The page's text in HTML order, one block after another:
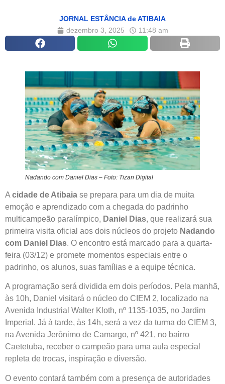
JORNAL ESTÂNCIA de ATIBAIA
dezembro 3, 2025
11:48 am
Nadando com Daniel Dias – Foto: Tizan Digital
A cidade de Atibaia se prepara para um dia de muita
emoção e aprendizado com a chegada do padrinho
multicampeão paralímpico, Daniel Dias, que realizará sua
primeira visita oficial aos dois núcleos do projeto Nadando
com Daniel Dias. O encontro está marcado para a quarta-
feira (03/12) e promete momentos especiais entre o
padrinho, os alunos, suas famílias e a equipe técnica.
A programação será dividida em dois períodos. Pela manhã,
às 10h, Daniel visitará o núcleo do CIEM 2, localizado na
Avenida Industrial Walter Kloth, nº 1135-1035, no Jardim
Imperial. Já à tarde, às 14h, será a vez da turma do CIEM 3,
na Avenida Jerônimo de Camargo, nº 421, no bairro
Caetetuba, receber o campeão para uma aula especial
repleta de trocas, inspiração e diversão.
O evento contará também com a presença de autoridades